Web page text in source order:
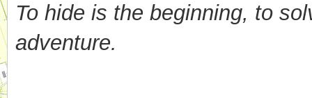
To hide is the beginning, to
adventure.